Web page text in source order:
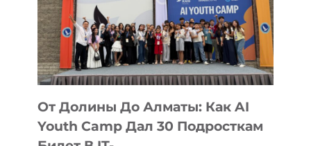
От Долины До Алматы: Как AI
Youth Camp Дал 30 Подросткам